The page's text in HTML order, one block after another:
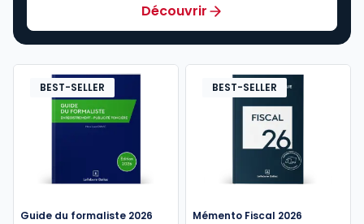
Découvrir
BEST-SELLER
Guide du formaliste 2026
BEST-SELLER
Mémento Fiscal 2026